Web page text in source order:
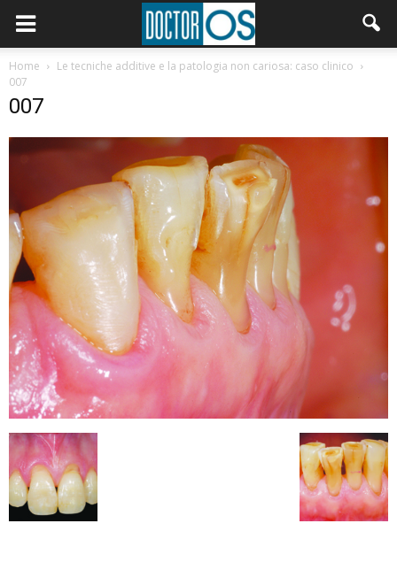
Home
Le tecniche additive e la patologia non cariosa: caso clinico
007
007